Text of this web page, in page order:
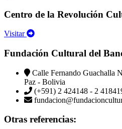
Centro de la Revolución
Visitar
Fundación Cultural del
Calle Fernando Guachalla
Paz - Bolivia
(+591) 2 424148 - 2
Otras referencias: